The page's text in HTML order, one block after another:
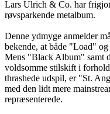
Lars Ulrich & Co. har
røvsparkende metalbum.
Denne ydmyge anmelder
bekende, at både "Load"
Mens "Black Album" samt
voldsomme stilskift i
thrashede udspil, er "St.
med den lidt mere
repræsenterede.